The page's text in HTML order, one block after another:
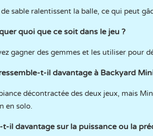
sable ralentissent la balle, ce qui peut
quoi que ce soit dans le jeu ?
gagner des gemmes et les utiliser pour
t-il davantage à Backyard
décontractée des deux jeux, mais
en solo.
t-il davantage sur la puissance ou la